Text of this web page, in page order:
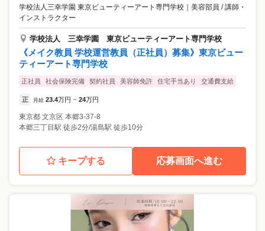
学校法人三幸学園 東京ビューティーアート専門学校
美容部員 / 講師・
インストラクター
学校法人 三幸学園 東京ビューティーアート専門学校
《メイク教員 学校運営教員（正社員）募集》東京ビュー
ティーアート専門学校
正社員 社会保険完備 契約社員 美容師免許 住宅手当あり 交通費支給
正 月給 23.4万円 ~ 24万円
東京都 文京区 本郷3-37-8
本郷三丁目駅 徒歩2分/湯島駅 徒歩10分
キープする 応募画面へ進む